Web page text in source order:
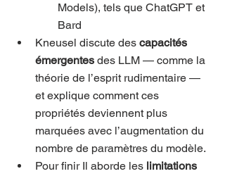
Models), tels que ChatGPT et
Bard
Kneusel discute des capacités
émergentes des LLM — comme la
théorie de l’esprit rudimentaire —
et explique comment ces
propriétés deviennent plus
marquées avec l’augmentation du
nombre de paramètres du modèle.
Pour finir Il aborde les limitations